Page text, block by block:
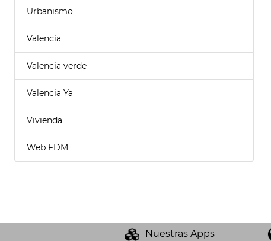
Urbanismo
Valencia
Valencia verde
Valencia Ya
Vivienda
Web FDM
Nuestras Apps